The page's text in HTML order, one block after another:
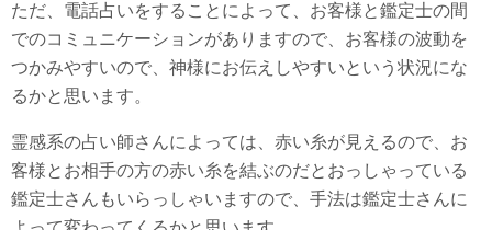
ただ、電話占いをすることによって、お客様と鑑定士の間
でのコミュニケーションがありますので、お客様の波動を
つかみやすいので、神様にお伝えしやすいという状況にな
るかと思います。
霊感系の占い師さんによっては、赤い糸が見えるので、お
客様とお相手の方の赤い糸を結ぶのだとおっしゃっている
鑑定士さんもいらっしゃいますので、手法は鑑定士さんに